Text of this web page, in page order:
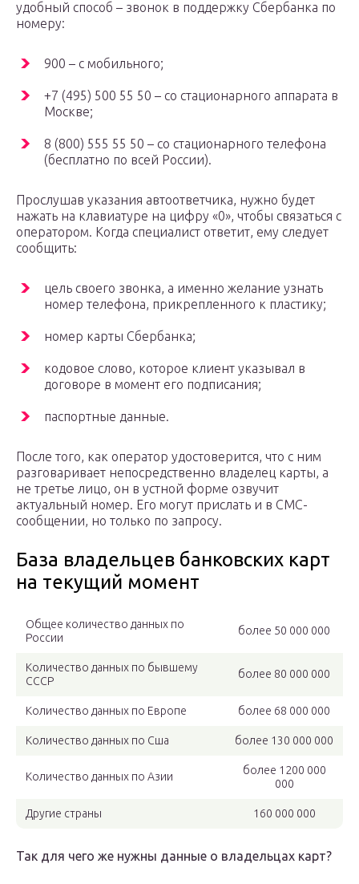
удобный способ – звонок в поддержку Сбербанка по
номеру:
900 – с мобильного;
+7 (495) 500 55 50 – со стационарного аппарата в
Москве;
8 (800) 555 55 50 – со стационарного телефона
(бесплатно по всей России).
Прослушав указания автоответчика, нужно будет
нажать на клавиатуре на цифру «0», чтобы связаться с
оператором. Когда специалист ответит, ему следует
сообщить:
цель своего звонка, а именно желание узнать
номер телефона, прикрепленного к пластику;
номер карты Сбербанка;
кодовое слово, которое клиент указывал в
договоре в момент его подписания;
паспортные данные.
После того, как оператор удостоверится, что с ним
разговаривает непосредственно владелец карты, а
не третье лицо, он в устной форме озвучит
актуальный номер. Его могут прислать и в СМС-
сообщении, но только по запросу.
База владельцев банковских карт
на текущий момент
Общее количество данных по
России
более 50 000 000
Количество данных по бывшему
СССР
более 80 000 000
Количество данных по Европе более 68 000 000
Количество данных по Сша более 130 000 000
Количество данных по Азии
более 1200 000
000
Другие страны 160 000 000
Так для чего же нужны данные о владельцах карт?